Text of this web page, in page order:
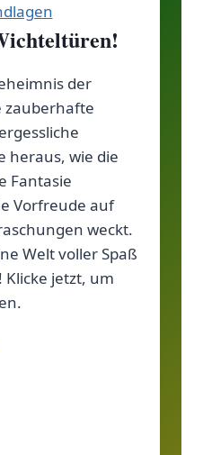
der
zauberhafte
heraus, wie die
Fantasie
Vorfreude auf
weckt.
Welt voller Spaß
jetzt, um